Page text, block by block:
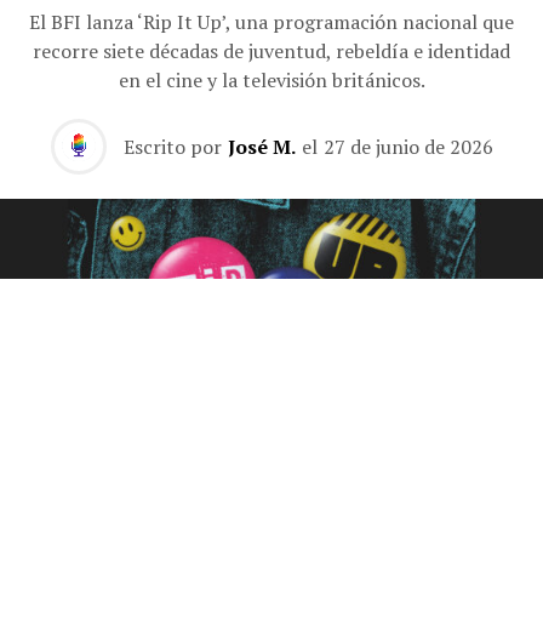
El BFI lanza ‘Rip It Up’, una programación nacional que
recorre siete décadas de juventud, rebeldía e identidad
en el cine y la televisión británicos.
Escrito por José M. el 27 de junio de 2026